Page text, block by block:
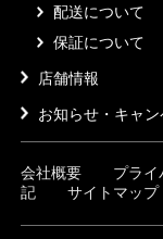
配送について
保証について
店舗情報
お知らせ・キャン
会社概要 プライ
記
サイトマップ